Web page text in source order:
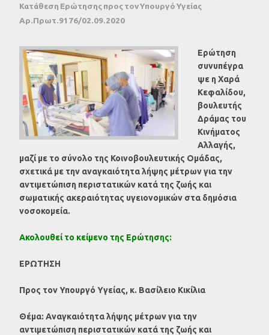
Κατάθεση Ερώτησης προς τoν Υπουργό Υγείας
Αρ.Πρωτ.9176/02.09.2020
Ερώτηση
συνυπέγρα
ψε η Χαρά
Κεφαλίδου,
βουλευτής
Δράμας του
Κινήματος
Αλλαγής,
μαζί με το σύνολο της Κοινοβουλευτικής Ομάδας,
σχετικά με την αναγκαιότητα λήψης μέτρων για την
αντιμετώπιση περιστατικών κατά της ζωής και
σωματικής ακεραιότητας υγειονομικών στα δημόσια
νοσοκομεία.
Ακολουθεί το κείμενο της Ερώτησης:
ΕΡΩΤΗΣΗ
Προς τον Υπουργό Υγείας, κ. Βασίλειο Κικίλια
Θέμα: Αναγκαιότητα λήψης μέτρων για την
αντιμετώπιση περιστατικών κατά της ζωής και